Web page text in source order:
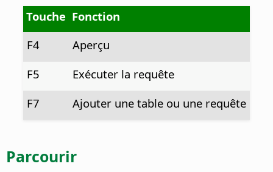
Touche Fonction
F4
Aperçu
F5
Exécuter la requête
F7
Ajouter une table ou une requête
Parcourir